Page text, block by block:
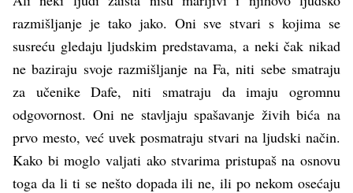
razmišljanje je tako jako. Oni sve stvari s kojima se
susreću gledaju ljudskim predstavama, a neki čak nikad
ne baziraju svoje razmišljanje na Fa, niti sebe smatraju
za učenike Dafe, niti smatraju da imaju ogromnu
odgovornost. Oni ne stavljaju spašavanje živih bića na
prvo mesto, već uvek posmatraju stvari na ljudski način.
Kako bi moglo valjati ako stvarima pristupaš na osnovu
toga da li ti se nešto dopada ili ne, ili po nekom osećaju